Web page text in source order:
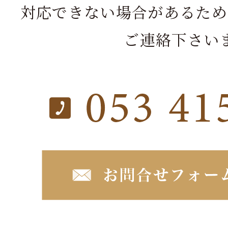
対応できない場合があるた
ご連絡下さい